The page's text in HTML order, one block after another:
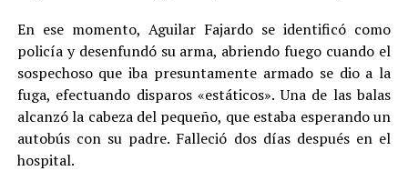
En ese momento, Aguilar Fajardo se identificó como
policía y desenfundó su arma, abriendo fuego cuando el
sospechoso que iba presuntamente armado se dio a la
fuga, efectuando disparos «estáticos». Una de las balas
alcanzó la cabeza del pequeño, que estaba esperando un
autobús con su padre. Falleció dos días después en el
hospital.